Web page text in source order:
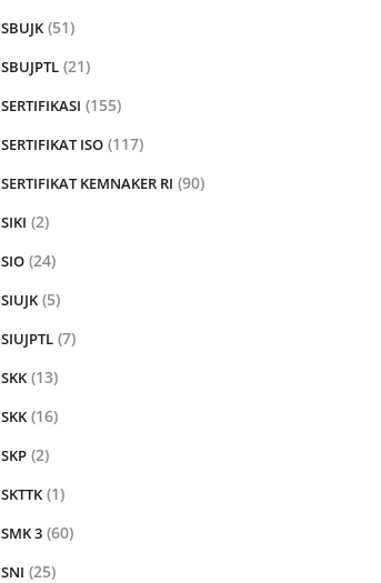
SBUJK (51)
SBUJPTL (21)
SERTIFIKASI (155)
SERTIFIKAT ISO (117)
SERTIFIKAT KEMNAKER RI (90)
SIKI (2)
SIO (24)
SIUJK (5)
SIUJPTL (7)
SKK (13)
SKK (16)
SKP (2)
SKTTK (1)
SMK 3 (60)
SNI (25)